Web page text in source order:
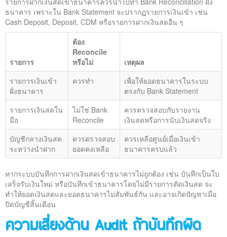
ธนาคาร เพราะใน Bank Statement จะปรากฏรายการเงินเข้า เช่น
Cash Deposit, Deposit, CDM หรือรายการฝากเงินสดอื่น ๆ
รายการ
ต้อง
Reconcile
หรือไม่
เหตุผล
รายการเงินเข้า
ฝั่งธนาคาร
ควรทำ
เพื่อให้ยอดธนาคารในระบบ
ตรงกับ Bank Statement
รายการเงินสดใน
มือ
ไม่ใช่ Bank
Reconcile
ควรตรวจสอบกับรายงาน
เงินสดหรือการนับเงินสดจริง
บัญชีกลางเงินสด
ระหว่างนำฝาก
ควรตรวจสอบ
ยอดคงเหลือ
ควรเหลือศูนย์เมื่อเงินเข้า
ธนาคารครบแล้ว
หากระบบบันทึกการฝากเงินสดเข้าธนาคารไม่ถูกต้อง เช่น บันทึกเป็นใบ
เสร็จรับเงินใหม่ หรือบันทึกเข้าธนาคารโดยไม่มีรายการตัดเงินสด จะ
ทำให้ยอดเงินสดและยอดธนาคารไม่สัมพันธ์กัน และอาจเกิดปัญหาเมื่อ
ปิดบัญชีสิ้นเดือน
ความเสี่ยงด้าน Audit ถ้าบันทึกผิด